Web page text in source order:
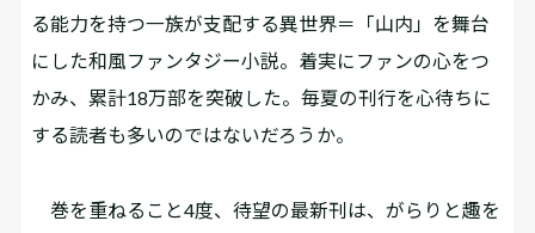
る能力を持つ一族が支配する異世界＝「山内」を舞台
にした和風ファンタジー小説。着実にファンの心をつ
かみ、累計18万部を突破した。毎夏の刊行を心待ちに
する読者も多いのではないだろうか。
巻を重ねること4度、待望の最新刊は、がらりと趣を